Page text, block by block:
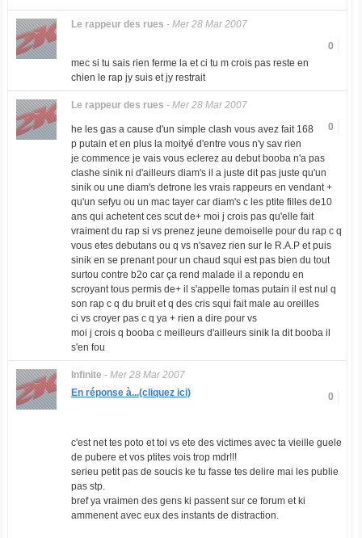
Le rappeur des rues - Mer 28 Mar 2007
0
mec si tu sais rien ferme la et ci tu m crois pas reste en
chien le rap jy suis et jy restrait
Le rappeur des rues - Mer 28 Mar 2007
0
he les gas a cause d'un simple clash vous avez fait 168
p putain et en plus la moityé d'entre vous n'y sav rien
je commence je vais vous eclerez au debut booba n'a pas
clashe sinik ni d'ailleurs diam's il a juste dit pas juste qu'un
sinik ou une diam's detrone les vrais rappeurs en vendant +
qu'un sefyu ou un mac tayer car diam's c les ptite filles de10
ans qui achetent ces scut de+ moi j crois pas qu'elle fait
vraiment du rap si vs prenez jeune demoiselle pour du rap c q
vous etes debutans ou q vs n'savez rien sur le R.A.P et puis
sinik en se prenant pour un chaud squi est pas bien du tout
surtou contre b2o car ça rend malade il a repondu en
scroyant tous permis de+ il s'appelle tomas putain il est nul q
son rap c q du bruit et q des cris squi fait male au oreilles
ci vs croyer pas c q ya + rien a dire pour vs
moi j crois q booba c meilleurs d'ailleurs sinik la dit booba il
s'en fou
Infinite - Mer 28 Mar 2007
0
En réponse à...(cliquez ici)
c'est net tes poto et toi vs ete des victimes avec ta vieille guele
de pubere et vos ptites vois trop mdr!!!
serieu petit pas de soucis ke tu fasse tes delire mai les publie
pas stp.
bref ya vraimen des gens ki passent sur ce forum et ki
ammenent avec eux des instants de distraction.